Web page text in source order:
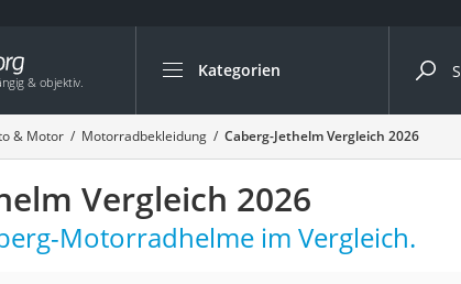
Kategorien
Die beliebtesten Vergleiche nach
Auto & Motor
Fahrradträger-Anhängerkupplung (4
Fahrradträger
Fahrradträger (Anhängerkupplung)
Fahrradträger 3 Fahrräder
& Motor Motorradbekleidung Caberg-Jethelm Vergleich 2026
Vergleich 2026
Motorradhelme im Vergleich.